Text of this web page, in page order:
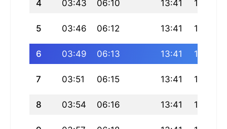
4 03:43 06:10 13:41 17:47
5 03:46 06:12 13:41 17:46
6 03:49 06:13 13:41 17:45
7 03:51 06:15 13:41 17:44
8 03:54 06:16 13:41 17:44